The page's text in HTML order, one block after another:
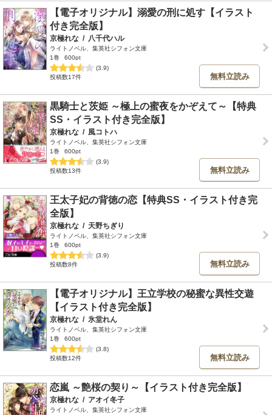
【電子オリジナル】溺愛の刑に処す【イラスト
付き完全版】
京極れな / 八千代ハル
ライトノベル、集英社シフォン文庫
1巻
600pt
(3.9)
投稿数17件
無料立読み
黒騎士と茨姫 ～極上の蜜夜をかぞえて～【特典
SS・イラスト付き完全版】
京極れな / 風コトハ
ライトノベル、集英社シフォン文庫
1巻
600pt
(3.9)
投稿数13件
無料立読み
王太子妃の背徳の恋【特典SS・イラスト付き完
全版】
京極れな / 天野ちぎり
ライトノベル、集英社シフォン文庫
1巻
600pt
(3.9)
投稿数8件
無料立読み
【電子オリジナル】王立学校の秘蜜な異性交遊
【イラスト付き完全版】
京極れな / 氷堂れん
ライトノベル、集英社シフォン文庫
1巻
600pt
(3.8)
投稿数12件
無料立読み
恋嵐 ～艶桜の契り～【イラスト付き完全版】
京極れな / アオイ冬子
ライトノベル、集英社シフォン文庫